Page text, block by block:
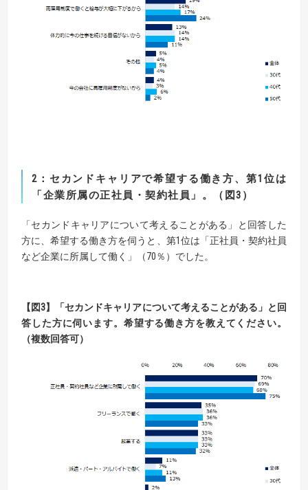
2 ：セカンドキャリアで希望する働き方、第1位は
「企業所属の正社員・契約社員」。
（図3 ）
「セカンドキャリアについて考えることがある」と回答した
方に、希望する働き方を伺うと、第1位は「正社員・契約社員
など企業に所属して働く」（70％）でした。
【 図3】
「セカンドキャリアについて考えることがある」と回
答した方に伺います。 希望する働き方を教えてください。
（複数回答可）